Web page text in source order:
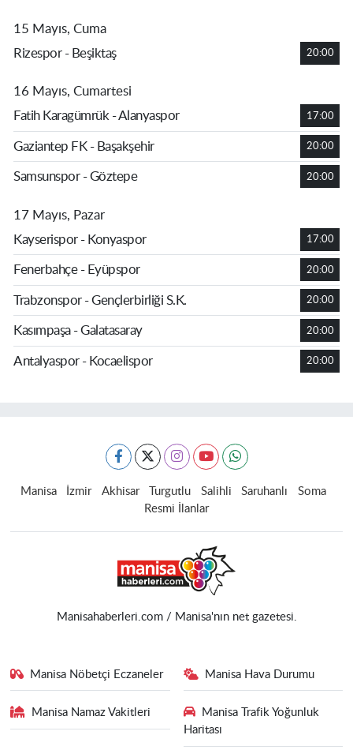
15 Mayıs, Cuma
Rizespor - Beşiktaş
20:00
16 Mayıs, Cumartesi
Fatih Karagümrük - Alanyaspor
17:00
Gaziantep FK - Başakşehir 20:00
Samsunspor - Göztepe 20:00
17 Mayıs, Pazar
Kayserispor - Konyaspor
17:00
Fenerbahçe - Eyüpspor 20:00
Trabzonspor - Gençlerbirliği S.K. 20:00
Kasımpaşa - Galatasaray 20:00
Antalyaspor - Kocaelispor 20:00
Manisa İzmir Akhisar Turgutlu Salihli Saruhanlı
Soma
Resmi İlanlar
Manisahaberleri.com / Manisa'nın net gazetesi.
Manisa Nöbetçi Eczaneler Manisa Hava Durumu
Manisa Namaz Vakitleri
Manisa Trafik Yoğunluk
Haritası